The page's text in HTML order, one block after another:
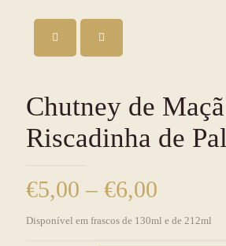
Chutney de Maçã
Riscadinha de
€5,00 – €6,00
range:
Disponível em frascos de 130ml e de 212ml